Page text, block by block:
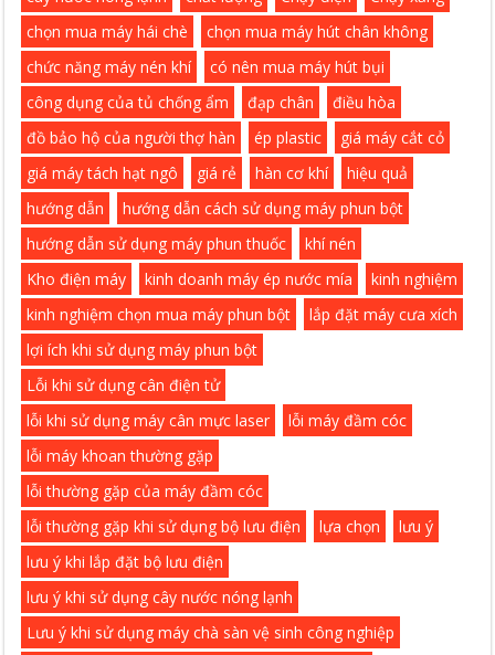
chọn mua máy hái chè
chọn mua máy hút chân không
chức năng máy nén khí
có nên mua máy hút bụi
công dụng của tủ chống ẩm
đạp chân
điều hòa
đồ bảo hộ của người thợ hàn
ép plastic
giá máy cắt cỏ
giá máy tách hạt ngô
giá rẻ hàn cơ khí
hiệu quả
hướng dẫn
hướng dẫn cách sử dụng máy phun bột
hướng dẫn sử dụng máy phun thuốc
khí nén
Kho điện máy
kinh doanh máy ép nước mía
kinh nghiệm
kinh nghiệm chọn mua máy phun bột
lắp đặt máy cưa xích
lợi ích khi sử dụng máy phun bột
Lỗi khi sử dụng cân điện tử
lỗi khi sử dụng máy cân mực laser
lỗi máy đầm cóc
lỗi máy khoan thường gặp
lỗi thường gặp của máy đầm cóc
lỗi thường gặp khi sử dụng bộ lưu điện
lựa chọn
lưu ý
lưu ý khi lắp đặt bộ lưu điện
lưu ý khi sử dụng cây nước nóng lạnh
Lưu ý khi sử dụng máy chà sàn vệ sinh công nghiệp